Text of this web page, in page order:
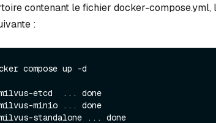
contenant le fichier docker-
:
compose up -d
etcd  ... done
minio ... done